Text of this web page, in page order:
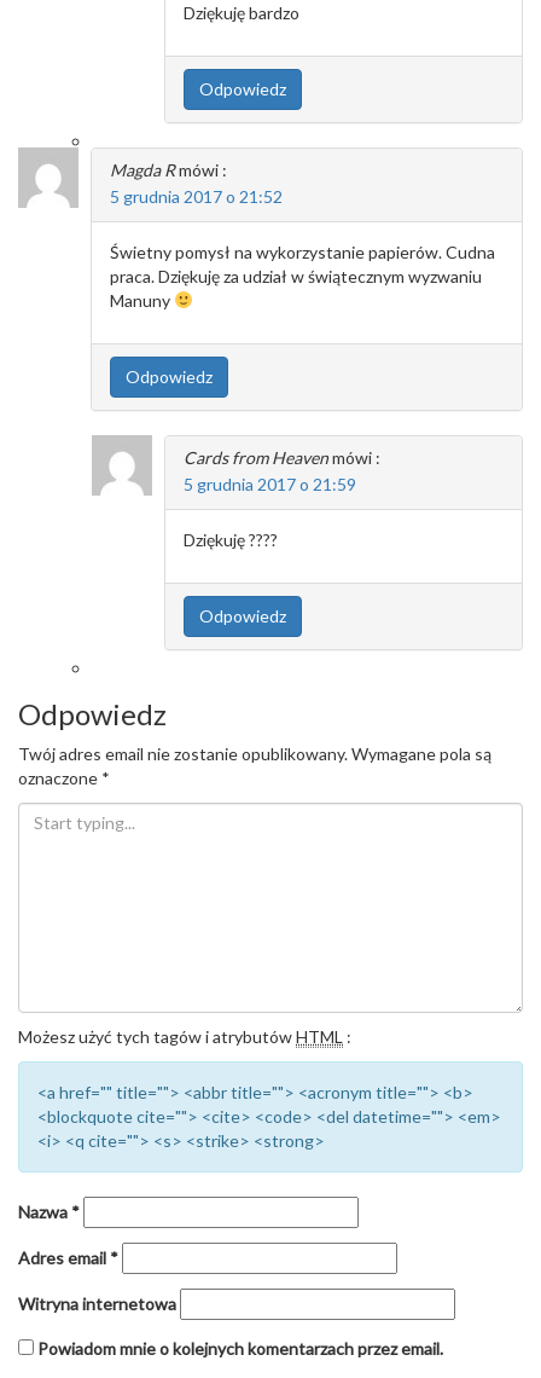
Dziękuję bardzo
Odpowiedz
Magda Rmówi :
5 grudnia 2017 o 21:52
Świetny pomysł na wykorzystanie papierów. Cudna
praca. Dziękuję za udział w świątecznym wyzwaniu
Manuny
Odpowiedz
Cards from Heavenmówi :
5 grudnia 2017 o 21:59
Dziękuję ????
Odpowiedz
Odpowiedz
Twój adres email nie zostanie opublikowany.Wymagane pola są
oznaczone *
Możesz użyć tych tagów i atrybutówHTML :
<a href="" title=""> <abbr title=""> <acronym title=""> <b>
<blockquote cite=""> <cite> <code> <del datetime=""> <em>
<i> <q cite=""> <s> <strike> <strong>
Nazwa *
Adres email *
Witryna internetowa
Powiadom mnie o kolejnych komentarzach przez email.